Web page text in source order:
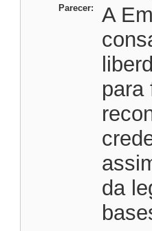
Parecer:
A
para
da